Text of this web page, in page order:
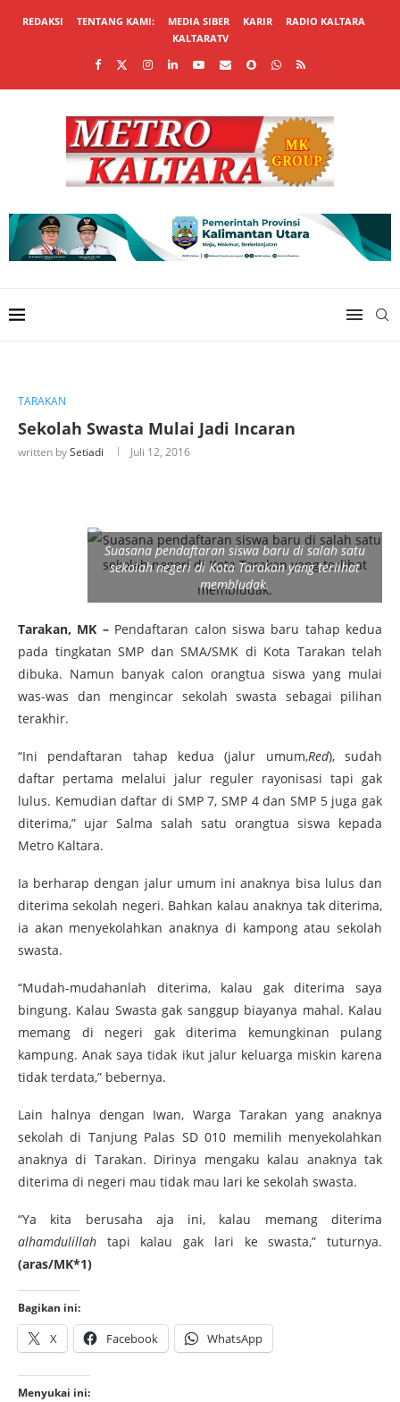
REDAKSI TENTANG KAMI: MEDIA SIBER KARIR
RADIO KALTARA
KALTARATV
TARAKAN
Sekolah Swasta Mulai Jadi Incaran
written bySetiadi Juli 12, 2016
Suasana pendaftaran siswa baru di salah satu
sekolah negeri di Kota Tarakan yang terlihat
membludak.
Tarakan, MK –Pendaftaran calon siswa baru tahap kedua
pada tingkatan SMP dan SMA/SMK di Kota Tarakan telah
dibuka. Namun banyak calon orangtua siswa yang mulai
was-was dan mengincar sekolah swasta sebagai pilihan
terakhir.
“Ini pendaftaran tahap kedua (jalur umum,Red), sudah
daftar pertama melalui jalur reguler rayonisasi tapi gak
lulus. Kemudian daftar di SMP 7, SMP 4 dan SMP 5 juga gak
diterima,” ujar Salma salah satu orangtua siswa kepada
Metro Kaltara.
Ia berharap dengan jalur umum ini anaknya bisa lulus dan
diterima sekolah negeri. Bahkan kalau anaknya tak diterima,
ia akan menyekolahkan anaknya di kampong atau sekolah
swasta.
“Mudah-mudahanlah diterima, kalau gak diterima saya
bingung. Kalau Swasta gak sanggup biayanya mahal. Kalau
memang di negeri gak diterima kemungkinan pulang
kampung. Anak saya tidak ikut jalur keluarga miskin karena
tidak terdata,” bebernya.
Lain halnya dengan Iwan, Warga Tarakan yang anaknya
sekolah di Tanjung Palas SD 010 memilih menyekolahkan
anaknya di Tarakan. Dirinya mengaku kalau anaknya tak
diterima di negeri mau tidak mau lari ke sekolah swasta.
“Ya kita berusaha aja ini, kalau memang diterima
alhamdulillah tapi kalau gak lari ke swasta,” tuturnya.
(aras/MK*1)
Bagikan ini:
X Facebook WhatsApp
Menyukai ini: